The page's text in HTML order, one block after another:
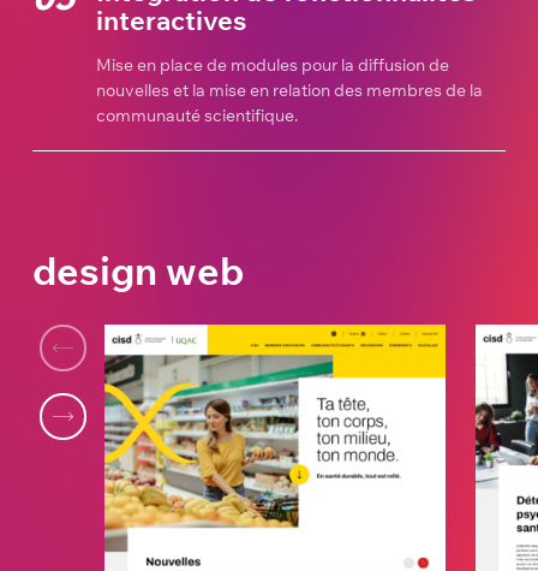
interactives
Mise en place de modules pour la diffusion de
nouvelles et la mise en relation des membres de la
communauté scientifique.
design web